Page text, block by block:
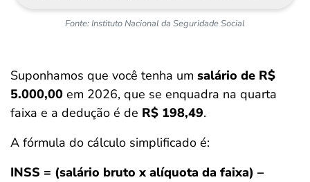
Fonte: Instituto Nacional da Seguridade Social
Suponhamos que você tenha um salário de R$
5.000,00 em 2026, que se enquadra na quarta
faixa e a dedução é de R$ 198,49.
A fórmula do cálculo simplificado é:
INSS = (salário bruto x alíquota da faixa) –